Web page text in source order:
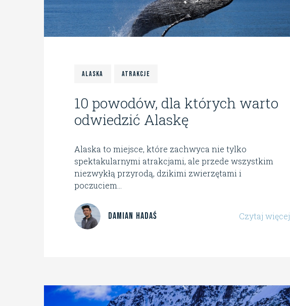
Alaska Atrakcje
10 powodów, dla których warto
odwiedzić Alaskę
Alaska to miejsce, które zachwyca nie tylko
spektakularnymi atrakcjami, ale przede wszystkim
niezwykłą przyrodą, dzikimi zwierzętami i
poczuciem...
Damian Hadaś Czytaj więcej